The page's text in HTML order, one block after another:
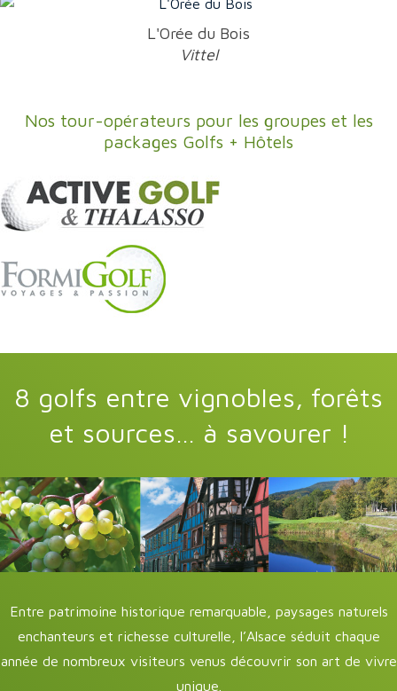
L'Orée du Bois
Vittel
Nos tour-opérateurs pour les groupes et les
packages Golfs + Hôtels
8 golfs entre vignobles, forêts
et sources… à savourer !
Entre patrimoine historique remarquable, paysages naturels
enchanteurs et richesse culturelle, l’Alsace séduit chaque
année de nombreux visiteurs venus découvrir son art de vivre
unique.